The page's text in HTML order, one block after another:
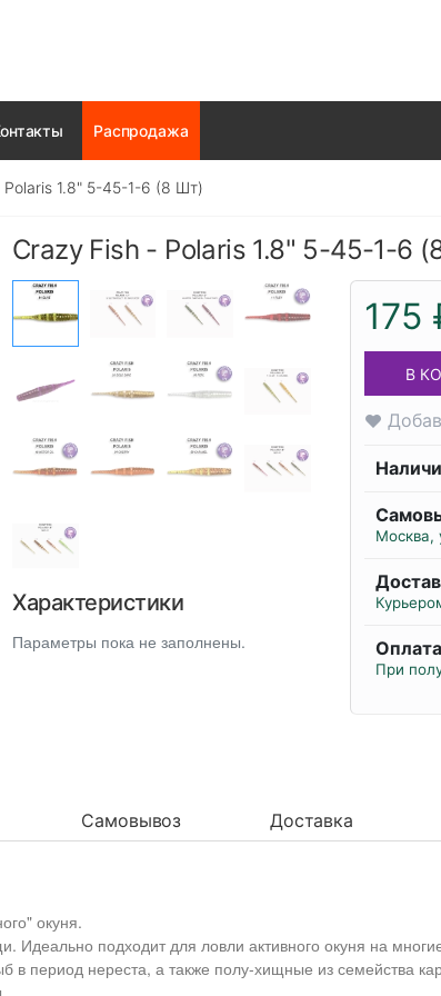
Распродажа
Polaris 1.8" 5-45-1-6 (8 Шт)
Crazy Fish - Polaris 1.8" 5-45-1-6
Характеристики
Параметры пока не заполнены.
175
В
Москва,
Оплата
При
Самовывоз Доставка
окуня.
подходит для ловли активного окуня на
период нереста, а также полу-хищные из семейства